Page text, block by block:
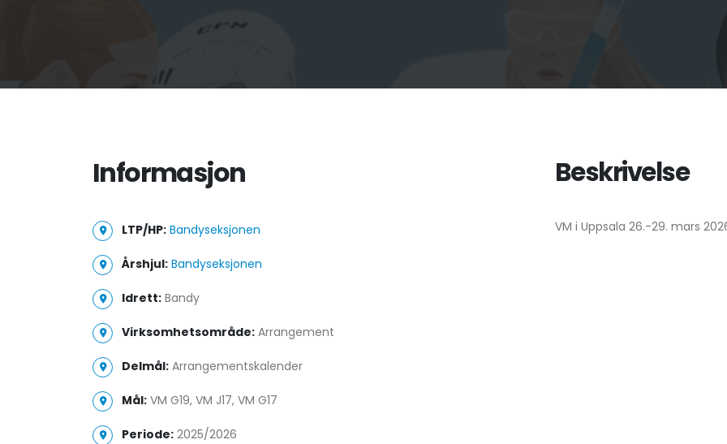
Informasjon
LTP/HP: Bandyseksjonen
Årshjul: Bandyseksjonen
Idrett: Bandy
Virksomhetsområde: Arrangement
Delmål: Arrangementskalender
Mål: VM G19, VM J17, VM G17
Periode: 2025/2026
Beskrivelse
VM i Uppsala 26.-29. mars